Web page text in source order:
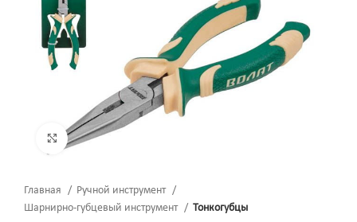
Нажмите, чтобы увеличить
Главная
Ручной инструмент
Шарнирно-губцевый инструмент
Тонкогубцы